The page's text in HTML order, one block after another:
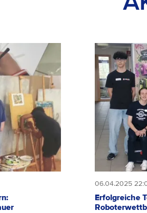
06.04.2025
Erfolgreiche